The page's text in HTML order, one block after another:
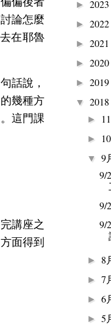
論怎麼
在耶魯
話說，
幾種方
這門課
講座之
面得到
► 2023
► 2022
► 2021
► 2020
► 2019
▼ 2018
►
►
▼9
9/
9/
9/
► 8
►7
►6
►5